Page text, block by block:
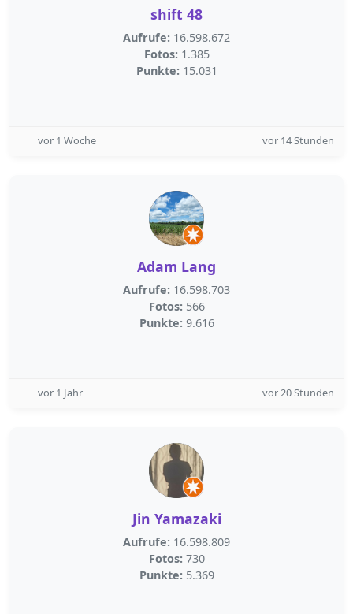
shift 48
Aufrufe: 16.598.672
Fotos: 1.385
Punkte: 15.031
vor 1 Woche vor 14 Stunden
Adam Lang
Aufrufe: 16.598.703
Fotos: 566
Punkte: 9.616
vor 1 Jahr vor 20 Stunden
Jin Yamazaki
Aufrufe: 16.598.809
Fotos: 730
Punkte: 5.369